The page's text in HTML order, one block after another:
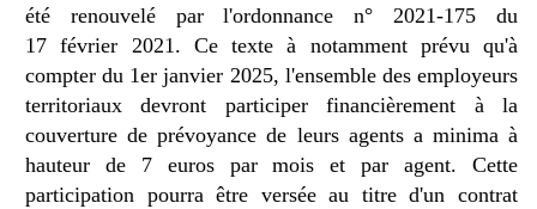
été renouvelé par l'ordonnance n° 2021-175 du
17 février 2021. Ce texte à notamment prévu qu'à
compter du 1er janvier 2025, l'ensemble des employeurs
territoriaux devront participer financièrement à la
couverture de prévoyance de leurs agents a minima à
hauteur de 7 euros par mois et par agent. Cette
participation pourra être versée au titre d'un contrat